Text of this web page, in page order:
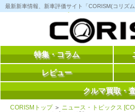
コ
ン
へ
最新新車情報、新車評価サイト「CORISM(コリズ
特集・コラム
レビュー
クルマ買取・
CORISMトップ＞ ニュース・トピックス